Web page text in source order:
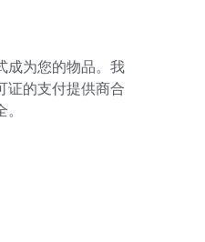
成为您的物品。我
证的支付提供商合